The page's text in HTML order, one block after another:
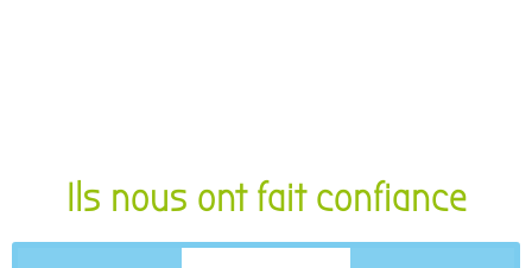
Ils nous ont fait confiance